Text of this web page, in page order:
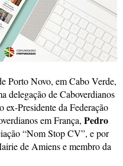
Porto Novo, em Cabo Verde,
delegação de Caboverdianos
ex-Presidente da Federação
em França, Pedro
“Nom Stop CV”, e por
de Amiens e membro da